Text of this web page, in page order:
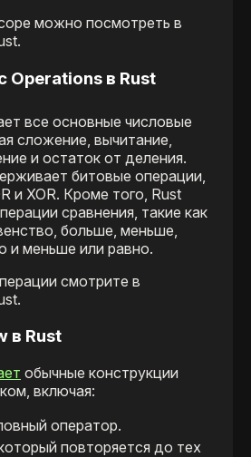
можно посмотреть в
Operations в Rust
все основные числовые
сложение, вычитание,
и остаток от деления.
битовые операции,
и XOR. Кроме того, Rust
сравнения, такие как
больше, меньше,
и меньше или равно.
смотрите в
в Rust
обычные конструкции
включая:
оператор.
повторяется до тех